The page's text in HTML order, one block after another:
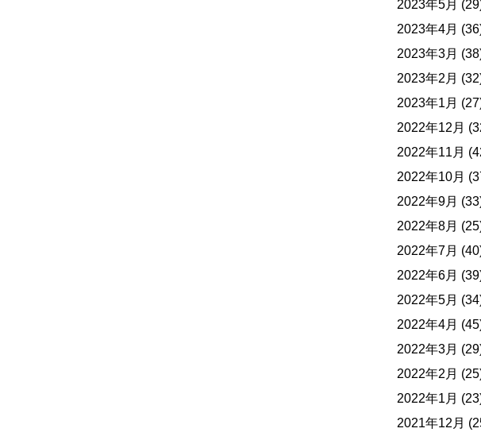
2023年5月
2023年4月
2023年3月
2023年2月
2023年1月
2022年12月
2022年11月
2022年10月
2022年9月
2022年8月
2022年7月
2022年6月
2022年5月
2022年4月
2022年3月
2022年2月
2022年1月
2021年12月